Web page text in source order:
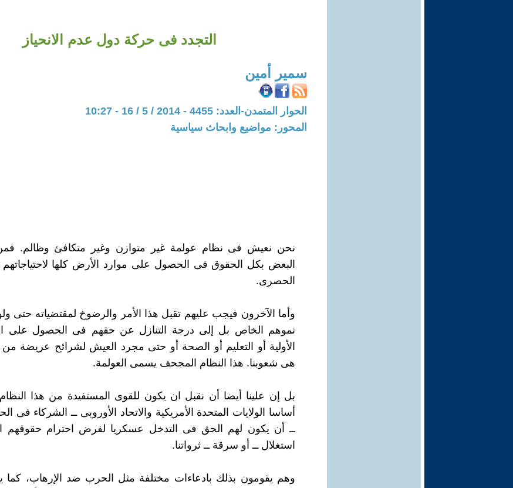
التجدد فى حركة دول عدم الانحياز
سمير أمين
الحوار المتمدن-العدد: 4455 - 2014 / 5 / 16 - 10:27
المحور: مواضيع وابحاث سياسية
نحن نعيش فى نظام عولمة غير متوازن وغير متكافئ وظالم. فمن
البعض بكل الحقوق فى الحصول على موارد الأرض كلها
الحصرى.
وأما الآخرون فيجب عليهم تقبل هذا الأمر والرضوخ لمقتضياته حتى
نموهم الخاص بل إلى درجة التنازل عن حقهم فى الحصول على
الأولية أو التعليم أو الصحة أو حتى مجرد العيش لشرائح عريضة
هى شعوبنا. هذا النظام المجحف يسمى العولمة.
بل إن علينا أيضا أن نقبل ان يكون للقوى المستفيدة من هذا
أساسا الولايات المتحدة الأمريكية والاتحاد الأوروبى ــ الشركاء فى
ــ أن يكون لهم الحق فى التدخل عسكريا لفرض احترام حقوقهم
استغلال ــ أو سرقة ــ ثرواتنا.
وهم يقومون بذلك بادعاءات مختلفة مثل الحرب ضد الإرهاب، كما